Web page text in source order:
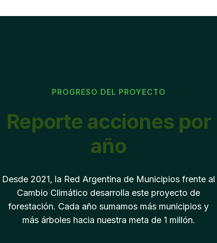
PROGRESO DEL PROYECTO
Reporte acciones por
año
Desde 2021, la Red Argentina de Municipios frente al
Cambio Climático desarrolla este proyecto de
forestación. Cada año sumamos más municipios y
más árboles hacia nuestra meta de 1 millón.